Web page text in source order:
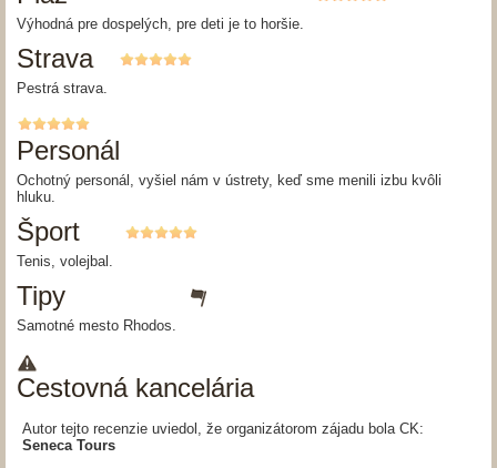
Výhodná pre dospelých, pre deti je to horšie.
Strava
Pestrá strava.
Personál
Ochotný personál, vyšiel nám v ústrety, keď sme menili izbu kvôli
hluku.
Šport
Tenis, volejbal.
Tipy
Samotné mesto Rhodos.
Cestovná kancelária
Autor tejto recenzie uviedol, že organizátorom zájadu bola CK:
Seneca Tours